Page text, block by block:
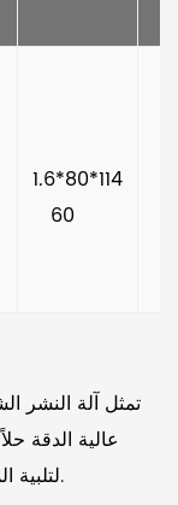
1.6*80*114
60
تمثل آلة النشر
عالية الدقة
لتلبية المتطلبات الصارمة لتشغيل المعادن الصناعية.